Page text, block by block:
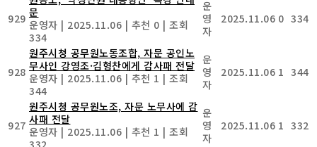
929 문
운영자 | 2025.11.06 | 추천 0 | 조회
334
운
영
자
2025.11.06 0 334
928
원주시청 공무원노동조합, 자문 공인노
무사인 강영조·김형찬에게 감사패 전달
운영자 | 2025.11.06 | 추천 1 | 조회
344
운
영
자
2025.11.06 1 344
927
원주시청 공무원노조, 자문 노무사에 감
사패 전달
운영자 | 2025.11.06 | 추천 1 | 조회
332
운
영
자
2025.11.06 1 332